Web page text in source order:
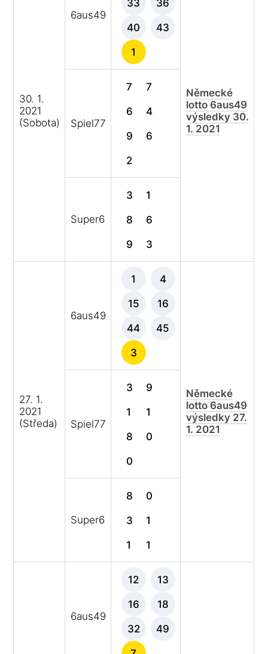
30. 1.
2021
(Sobota)
6aus49
33 36
40 43
1
Německé
lotto 6aus49
výsledky 30.
1. 2021
Spiel77
7 7
6 4
9 6
2
Super6
3 1
8 6
9 3
27. 1.
2021
(Středa)
6aus49
1 4
15 16
44 45
3
Německé
lotto 6aus49
výsledky 27.
1. 2021
Spiel77
3 9
1 1
8 0
0
Super6
8 0
3 1
1 1
6aus49
12 13
16 18
32 49